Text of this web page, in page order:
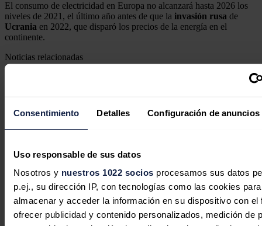
Consentimiento Detalles Configuración de anuncios
Uso responsable de sus datos
Nosotros y nuestros 1022 socios procesamos sus datos
p.ej., su dirección IP, con tecnologías como las cookies para
almacenar y acceder la información en su dispositivo con el
ofrecer publicidad y contenido personalizados, medición de
El consumo de electricidad en Europa no alcanzará hasta 2026 los
niveles de 2021, el último año antes de que la invasión rusa de
Ucrania en 2022, que disparó los precios de la energía en el
continente.
Noticias relacionadas